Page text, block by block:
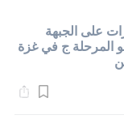
على الجبهة
المرحلة ج في غزة